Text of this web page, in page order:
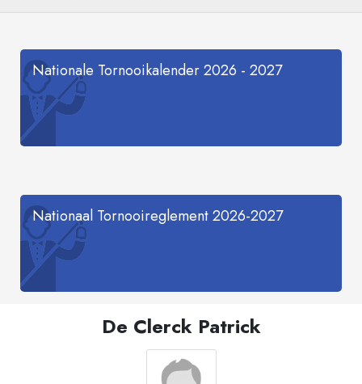
Nationale Tornooikalender 2026 - 2027
Nationaal Tornooireglement 2026-2027
De Clerck Patrick